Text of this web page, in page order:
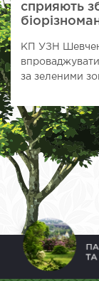
сприяють
КП УЗН
впроваджувати
за зеленими